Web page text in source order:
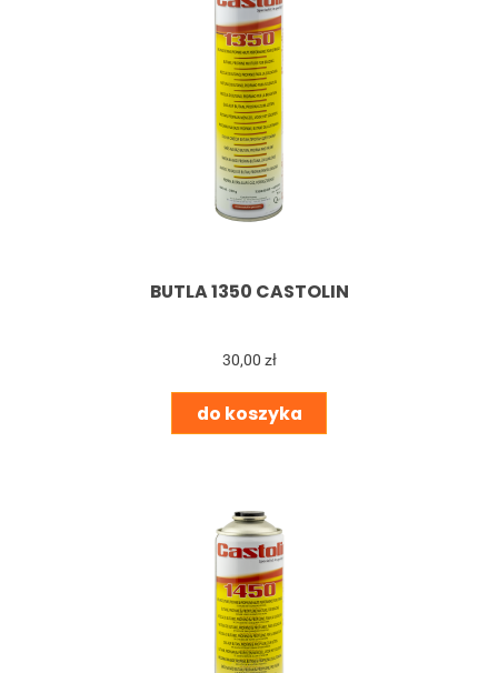
BUTLA 1350 CASTOLIN
30,00 zł
do koszyka